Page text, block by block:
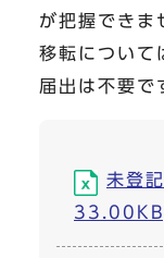
が把握できま
移転について
届出は不要で
未登